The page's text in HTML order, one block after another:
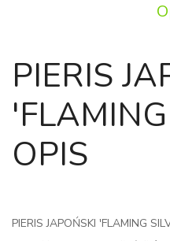
PIERIS
'FLAMING
OPIS
PIERIS JAPOŃSKI 'FLAMING